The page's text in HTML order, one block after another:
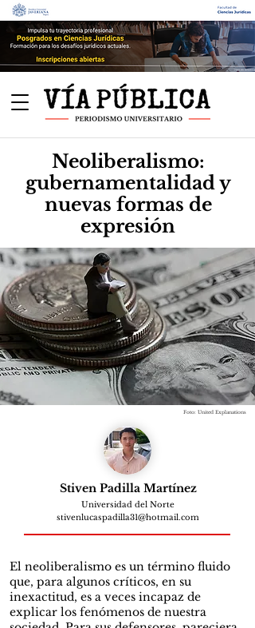
Neoliberalismo:
gubernamentalidad y
nuevas formas de
expresión
Foto: United Explanations
Stiven Padilla Martínez
Universidad del Norte
stivenlucaspadilla31@hotmail.com
El neoliberalismo es un término fluido
que, para algunos críticos, en su
inexactitud, es a veces incapaz de
explicar los fenómenos de nuestra